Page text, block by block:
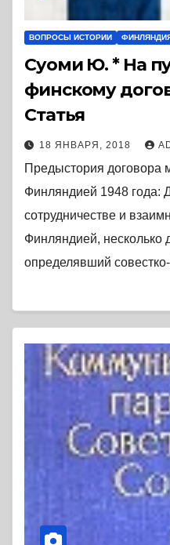
ВОПРОСЫ ИСТОРИИ
Суоми Ю. * На
финскому
Статья
18 ЯНВАРЯ, 2018
Предыстория
Финляндией 1948 года:
сотрудничестве и
Финляндией, несколько
определявший